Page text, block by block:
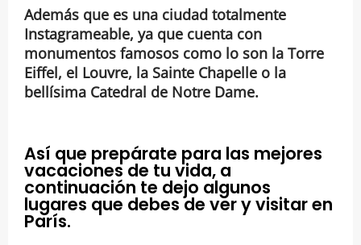
Además que es una ciudad totalmente
Instagrameable, ya que cuenta con
monumentos famosos como lo son la Torre
Eiffel, el Louvre, la Sainte Chapelle o la
bellísima Catedral de Notre Dame.
Así que prepárate para las mejores
vacaciones de tu vida, a
continuación te dejo algunos
lugares que debes de ver y visitar en
París.